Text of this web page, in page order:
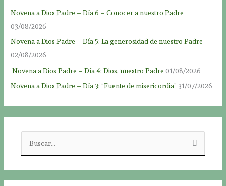
Novena a Dios Padre – Día 6 – Conocer a nuestro Padre
03/08/2026
Novena a Dios Padre – Día 5: La generosidad de nuestro Padre
02/08/2026
Novena a Dios Padre – Día 4: Dios, nuestro Padre 01/08/2026
Novena a Dios Padre – Día 3: “Fuente de misericordia” 31/07/2026